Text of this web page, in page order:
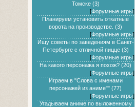
Томске (3)
[Форумные игры]
Планируем установить откатные
ворота на производстве. (3)
[Форумные игры]
Ищу советы по заведениям в Санкт-
Петербурге с отличной пицце (3)
[Форумные игры]
На какого персонажа я похож? (20)
[Форумные игры]
Играем в "Слова с именами
персонажей из аниме"" (77)
[Форумные игры]
Угадываем аниме по выложенному